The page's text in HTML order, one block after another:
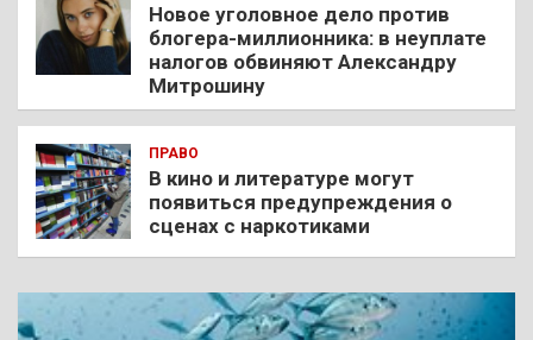
Новое уголовное дело против
блогера-миллионника: в неуплате
налогов обвиняют Александру
Митрошину
ПРАВО
В кино и литературе могут
появиться предупреждения о
сценах с наркотиками